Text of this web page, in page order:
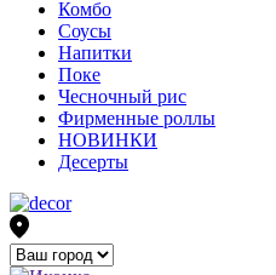
Комбо
Соусы
Напитки
Поке
Чесночный рис
Фирменные роллы
НОВИНКИ
Десерты